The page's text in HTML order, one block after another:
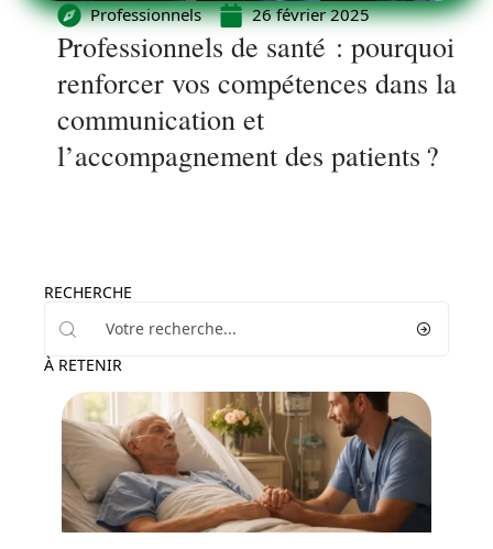
Professionnels 26 février 2025
Professionnels de santé : pourquoi
renforcer vos compétences dans la
communication et
l’accompagnement des patients ?
RECHERCHE
À RETENIR
Maladie